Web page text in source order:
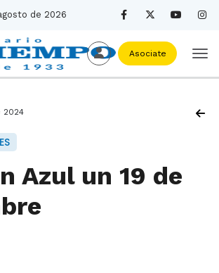
de 2026
Asociate
2024
Azul un 19 de